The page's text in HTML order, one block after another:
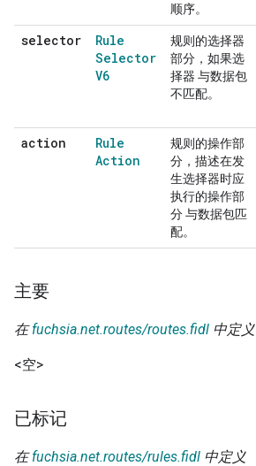
顺序。
selector
Rule
Selector
V6
规则的选择器
部分，如果选
择器 与数据包
不匹配。
action
Rule
Action
规则的操作部
分，描述在发
生选择器时应
执行的操作部
分 与数据包匹
配。
主要
在fuchsia.net.routes/routes.fidl 中定义
<空>
已标记
在fuchsia.net.routes/rules.fidl 中定义